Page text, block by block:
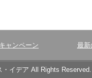
キャンペーン 最新
イデア All Rights Reserved.